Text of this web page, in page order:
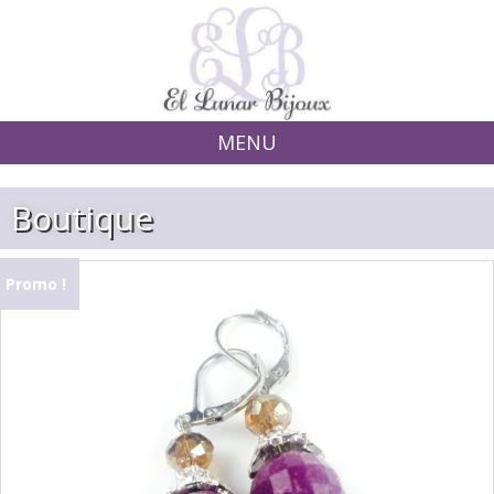
MENU
Boutique
Promo !